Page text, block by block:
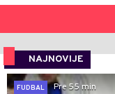
NAJNOVIJE
FUDBAL
Pre 55 min